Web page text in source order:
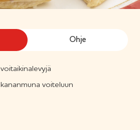
Ohje
voitaikinalevyjä
kananmuna voiteluun